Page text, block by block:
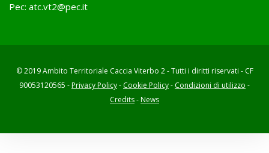
Pec: atc.vt2@pec.it
© 2019 Ambito Territoriale Caccia Viterbo 2 - Tutti i diritti riservati - CF
90053120565 - Privacy Policy- Cookie Policy- Condizioni di utilizzo -
Credits- News